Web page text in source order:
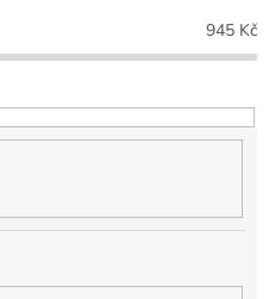
945 Kč